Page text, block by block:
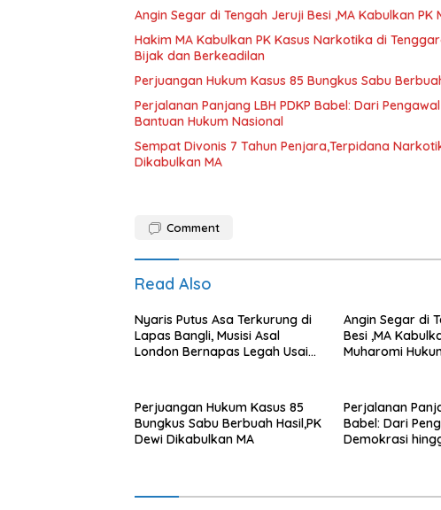
Angin Segar di Tengah Jeruji Besi ,MA Kabulkan
Hakim MA Kabulkan PK Kasus Narkotika di
Bijak dan Berkeadilan
Perjuangan Hukum Kasus 85 Bungkus Sabu
Perjalanan Panjang LBH PDKP Babel: Dari
Bantuan Hukum Nasional
Sempat Divonis 7 Tahun Penjara,Terpidana
Dikabulkan MA
Comment
Read Also
Nyaris Putus Asa Terkurung di
Lapas Bangli, Musisi Asal
London Bernapas Legah Usai
Angin Segar di
Besi ,MA
Muharomi
Perjuangan Hukum Kasus 85
Bungkus Sabu Berbuah Hasil,PK
Dewi Dikabulkan MA
Perjalanan
Babel: Dari
Demokrasi